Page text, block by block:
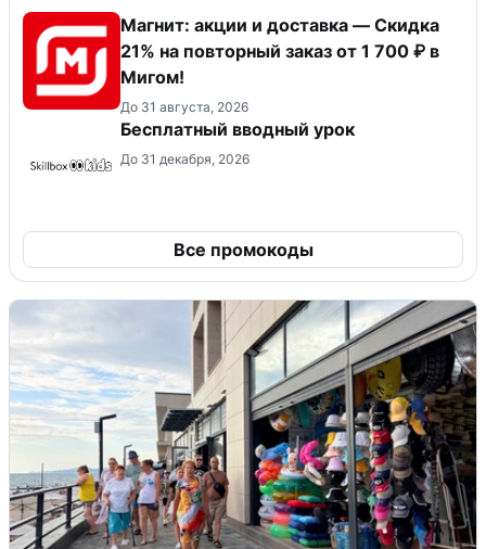
Магнит: акции и доставка — Скидка
21% на повторный заказ от 1 700 ₽ в
Мигом!
До 31 августа, 2026
Бесплатный вводный урок
До 31 декабря, 2026
Все промокоды